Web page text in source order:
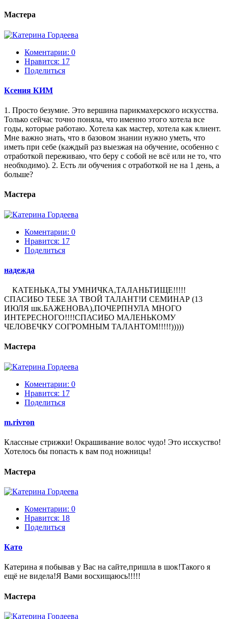
Мастера
Коментарии: 0
Нравится: 17
Поделиться
Ксения КИМ
1. Просто безумие. Это вершина парикмахерского искусства.
Только сейчас точно поняла, что именно этого хотела все
годы, которые работаю. Хотела как мастер, хотела как клиент.
Мне важно знать, что в базовом знании нужно уметь, что
иметь при себе (каждый раз выезжая на обучение, особенно с
отработкой переживаю, что беру с собой не всё или не то, что
необходимо). 2. Есть ли обучения с отработкой не на 1 день, а
больше?
Мастера
Коментарии: 0
Нравится: 17
Поделиться
надежда
КАТЕНЬКА,ТЫ УМНИЧКА,ТАЛАНЬТИЩЕ!!!!!
СПАСИБО ТЕБЕ ЗА ТВОЙ ТАЛАНТ!И СЕМИНАР (13
ИЮЛЯ шк.БАЖЕНОВА),ПОЧЕРПНУЛА МНОГО
ИНТЕРЕСНОГО!!!!СПАСИБО МАЛЕНЬКОМУ
ЧЕЛОВЕЧКУ СОГРОМНЫМ ТАЛАНТОМ!!!!!)))))
Мастера
Коментарии: 0
Нравится: 17
Поделиться
m.rivron
Классные стрижки! Окрашивание волос чудо! Это исскуство!
Хотелось бы попасть к вам под ножницы!
Мастера
Коментарии: 0
Нравится: 18
Поделиться
Като
Катерина я побывав у Вас на сайте,пришла в шок!Такого я
ещё не видела!Я Вами восхищаюсь!!!!!
Мастера